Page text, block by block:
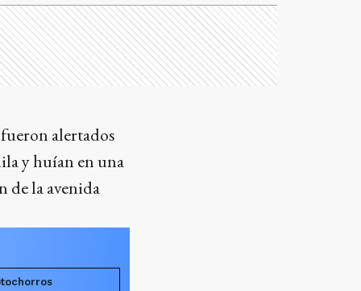
alertados
y huían en una
de la avenida